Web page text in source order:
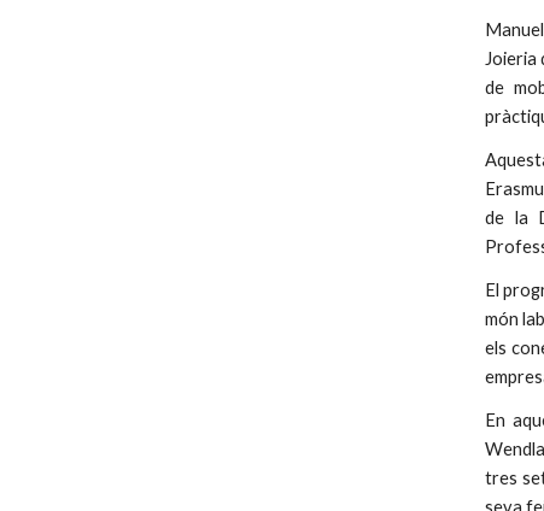
Joieria
de
de la
El
món
els
En
tres
seva